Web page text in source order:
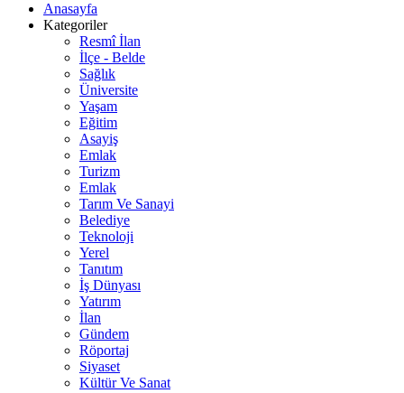
Anasayfa
Kategoriler
Resmî İlan
İlçe - Belde
Sağlık
Üniversite
Yaşam
Eğitim
Asayiş
Emlak
Turizm
Emlak
Tarım Ve Sanayi
Belediye
Teknoloji
Yerel
Tanıtım
İş Dünyası
Yatırım
İlan
Gündem
Röportaj
Siyaset
Kültür Ve Sanat